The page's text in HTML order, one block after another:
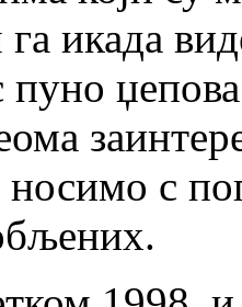
ика­да
пу­но
но­си­мо с